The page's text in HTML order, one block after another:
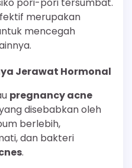
merupakan
mencegah
Jerawat Hormonal
pregnancy acne
disebabkan oleh
berlebih,
dan bakteri
.